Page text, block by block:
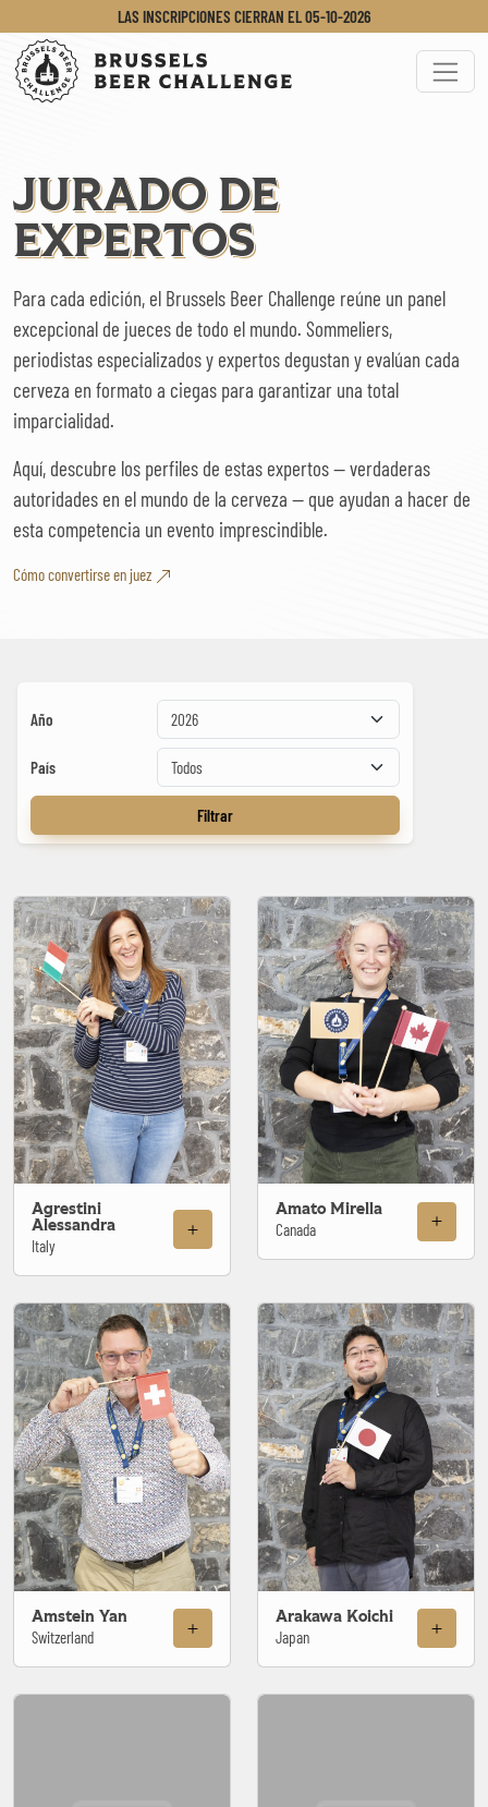
LAS INSCRIPCIONES CIERRAN EL05-10-2026
Brussels Beer Challenge
Menu
JURADO DE
EXPERTOS
Para cada edición, el Brussels Beer Challenge reúne un panel
excepcional de jueces de todo el mundo. Sommeliers,
periodistas especializados y expertos degustan y evalúan cada
cerveza en formato a ciegas para garantizar una total
imparcialidad.
Aquí, descubre los perfiles de estas expertos — verdaderas
autoridades en el mundo de la cerveza — que ayudan a hacer de
esta competencia un evento imprescindible.
Cómo convertirse en juez
Lista de jueces
Año
País
Filtrar
Agrestini
Alessandra
Italy
Amato Mirella
Canada
Amstein Yan
Switzerland
Arakawa Koichi
Japan